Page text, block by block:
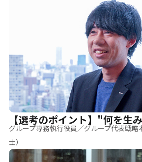
【選考のポイント】"何を生
グループ専務執行役員／グループ代表戦
士）